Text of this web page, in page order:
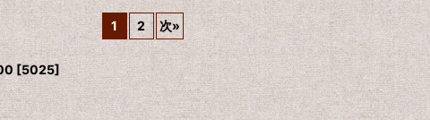
絞り込む
1 2 次»
[5025]